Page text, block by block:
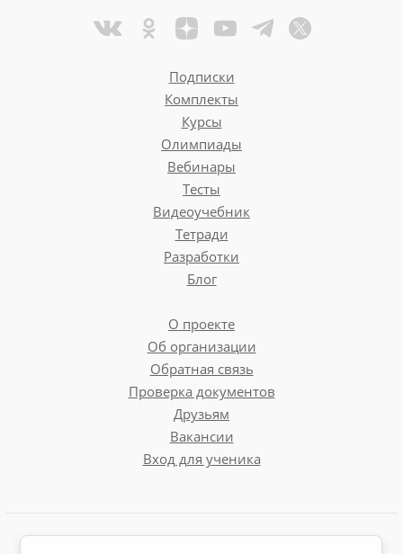
Подписки
Комплекты
Курсы
Олимпиады
Вебинары
Тесты
Видеоучебник
Тетради
Разработки
Блог
О проекте
Об организации
Обратная связь
Проверка документов
Друзьям
Вакансии
Вход для ученика